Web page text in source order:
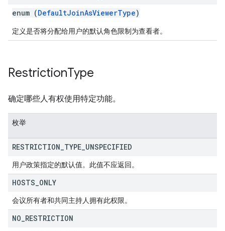
enum (DefaultJoinAsViewerType)
定义是否将分配给用户的默认角色限制为查看者。
RestrictionType
确定哪些人有权使用特定功能。
枚举
RESTRICTION TYPE UNSPECIFIED
用户政策指定的默认值。此值不应返回。
HOSTS ONLY
会议所有者和共同主持人拥有此权限。
NO RESTRICTION